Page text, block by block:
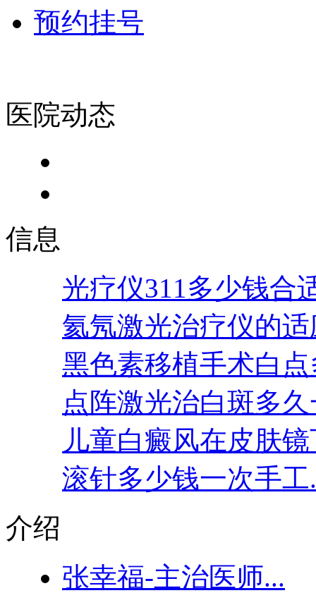
预约挂号
医院动态
信息
光疗仪311多少钱合
氦氖激光治疗仪的适
黑色素移植手术白
点阵激光治白斑多
儿童白癜风在皮肤
滚针多少钱一次手工
介绍
张幸福-主治医师...